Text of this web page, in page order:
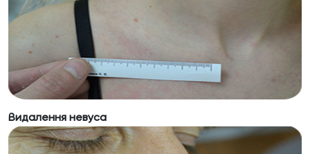
Видалення невуса